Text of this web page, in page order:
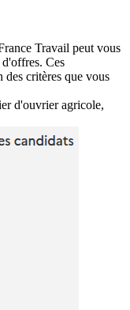
Travail peut vous
Ces
des critères que vous
d'ouvrier agricole,